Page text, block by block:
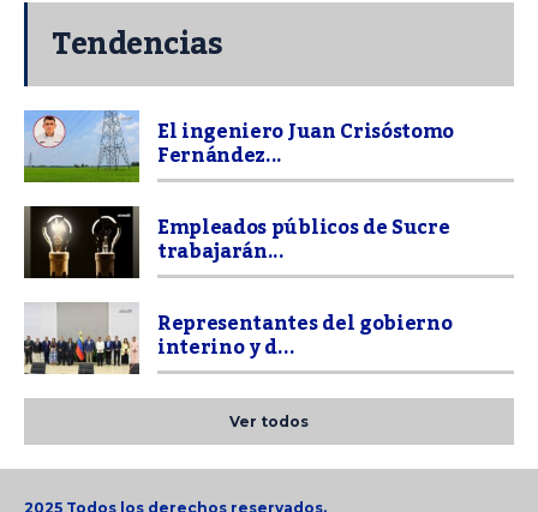
Tendencias
El ingeniero Juan Crisóstomo
Fernández...
Empleados públicos de Sucre
trabajarán...
Representantes del gobierno
interino y d...
Ver todos
2025 Todos los derechos reservados.